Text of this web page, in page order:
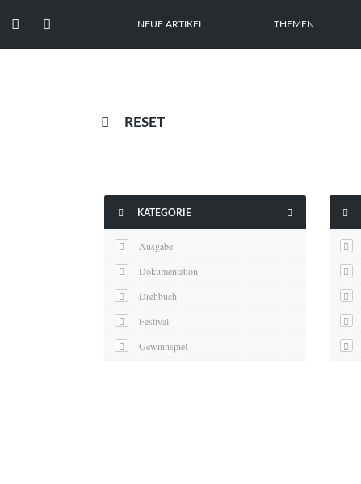
  NEUE ARTIKEL THEMEN
 RESET
 KATEGORIE 
Ausgabe
Dokumentation
Drehbuch
Festival
Gewinnspiel
